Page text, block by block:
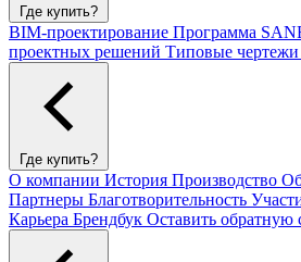
Где купить?
BIM-проектирование Программа
проектных решений Типовые
Где купить?
О компании История Производство
Партнеры Благотворительность
Карьера Брендбук Оставить обратную